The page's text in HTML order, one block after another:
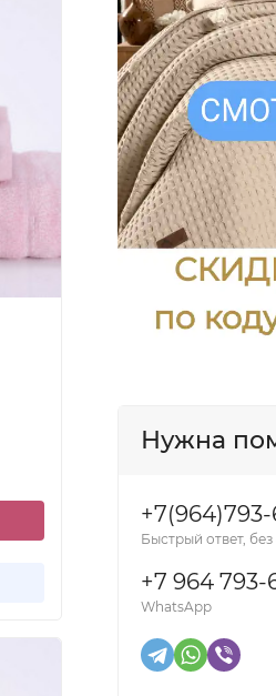
Нужна
+7(964)793-
Быстрый ответ,
+7 964 793-
WhatsApp